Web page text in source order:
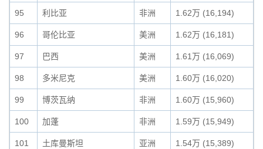
95 利比亚 非洲 1.62万 (16,194)
96 哥伦比亚 美洲 1.62万 (16,181)
97 巴西 美洲 1.61万 (16,069)
98 多米尼克 美洲 1.60万 (16,020)
99 博茨瓦纳 非洲 1.60万 (15,960)
100 加蓬 非洲 1.59万 (15,949)
101 土库曼斯坦 亚洲 1.54万 (15,389)